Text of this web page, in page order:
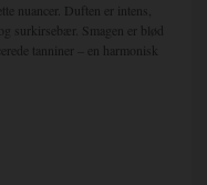
nuancer. Duften er intens,
surkirsebær. Smagen er blød
tanniner – en harmonisk
før han traf en livsændrende